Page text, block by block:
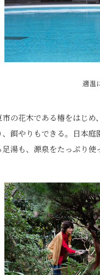
適温
市の花木である椿をはじ
餌やりもできる。日本
湯も、源泉をたっぷり使